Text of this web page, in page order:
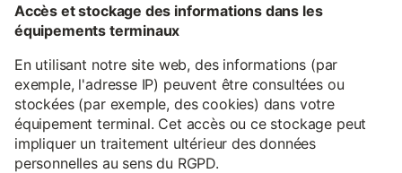
Accès et stockage des informations dans les
équipements terminaux
En utilisant notre site web, des informations (par
exemple, l'adresse IP) peuvent être consultées ou
stockées (par exemple, des cookies) dans votre
équipement terminal. Cet accès ou ce stockage peut
impliquer un traitement ultérieur des données
personnelles au sens du RGPD.